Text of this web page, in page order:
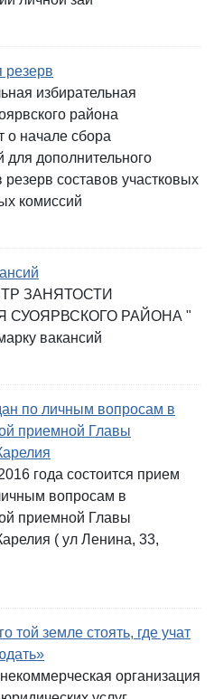
резерв
избирательная
района
о начале сбора
для дополнительного
резерв составов участковых
комиссий
ЗАНЯТОСТИ
СУОЯРВСКОГО РАЙОНА "
вакансий
по личным вопросам в
приемной Главы
года состоится прием
вопросам в
приемной Главы
( ул Ленина, 33,
той земле стоять, где учат
организация